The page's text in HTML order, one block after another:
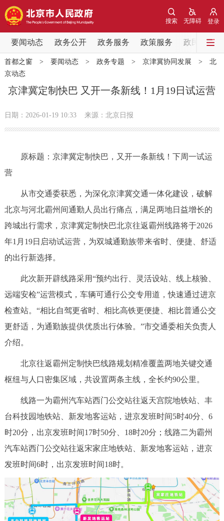
登录
无障碍
搜索
要闻动态 政务公开 政务服务 政策服务 政民互动
要闻动态
党中央精神 国务院信息 中央部委动态
北京要闻 会议信息 部门动态
各区热点
政策兑现 政策解读 回应关切
决策公开 专题公开
政务服务
便民服务 利企服务 投资项目
12345网上接诉即办 我要咨询 我要建议
参与调查 在线访谈 图说互动
走进北京
北京概况 十六区概览 人文北京
绿色北京 图说北京 视频北京
首都之窗> 要闻动态> 政务专题 > 京津冀协同发展 > 北
京动态
京津冀定制快巴 又开一条新线！1月19日试运营
日期：2026-01-19 10:33 来源：北京日报
原标题：京津冀定制快巴，又开一条新线！下周一试运
营
从市交通委获悉，为深化京津冀交通一体化建设，破解
北京与河北霸州间通勤人员出行痛点，满足两地日益增长的
跨城出行需求，京津冀定制快巴北京往返霸州线路将于2026
年1月19日启动试运营，为双城通勤族带来省时、便捷、舒适
的出行新选择。
此次新开辟线路采用“预约出行、灵活设站、线上核验、
远端安检”运营模式，车辆可通行公交专用道，快速通过进京
检查站。“相比自驾更省时、相比高铁更便捷、相比普通公交
更舒适，为通勤族提供优质出行体验。”市交通委相关负责人
介绍。
北京往返霸州定制快巴线路规划精准覆盖两地关键交通
枢纽与人口密集区域，共设置两条主线，全长约90公里。
线路一为霸州汽车站西门公交站往返天宫院地铁站、丰
台科技园地铁站、新发地客运站，进京发班时间5时40分、6
时20分，出京发班时间17时50分、18时20分；线路二为霸州
汽车站西门公交站往返宋家庄地铁站、新发地客运站，进京
发班时间6时，出京发班时间18时。